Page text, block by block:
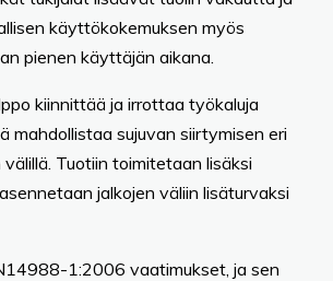
käyttökokemuksen myös
pienen käyttäjän aikana.
kiinnittää ja irrottaa työkaluja
mahdollistaa sujuvan siirtymisen eri
Tuotiin toimitetaan lisäksi
jalkojen väliin lisäturvaksi
1:2006 vaatimukset, ja sen